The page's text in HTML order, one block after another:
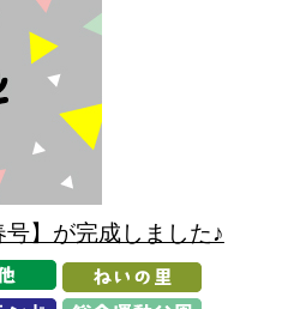
】が完成しました♪